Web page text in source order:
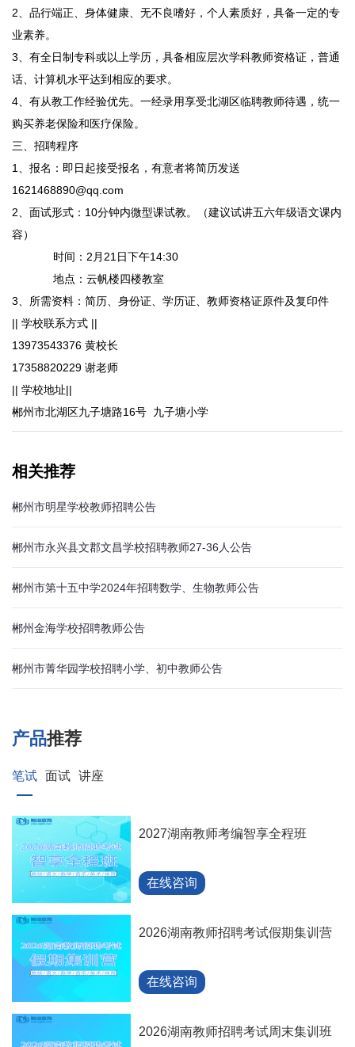
2、品行端正、身体健康、无不良嗜好，个人素质好，具备一定的专
业素养。
3、有全日制专科或以上学历，具备相应层次学科教师资格证，普通
话、计算机水平达到相应的要求。
4、有从教工作经验优先。一经录用享受北湖区临聘教师待遇，统一
购买养老保险和医疗保险。
三、招聘程序
1、报名：即日起接受报名，有意者将简历发送
1621468890@qq.com
2、面试形式：10分钟内微型课试教。（建议试讲五六年级语文课内
容）
时间：2月21日下午14:30
地点：云帆楼四楼教室
3、所需资料：简历、身份证、学历证、教师资格证原件及复印件
|| 学校联系方式 ||
13973543376 黄校长
17358820229 谢老师
|| 学校地址||
郴州市北湖区九子塘路16号 九子塘小学
相关推荐
郴州市明星学校教师招聘公告
郴州市永兴县文郡文昌学校招聘教师27-36人公告
郴州市第十五中学2024年招聘数学、生物教师公告
郴州金海学校招聘教师公告
郴州市菁华园学校招聘小学、初中教师公告
产品推荐
笔试 面试 讲座
2027湖南教师考编智享全程班
在线咨询
2026湖南教师招聘考试假期集训营
在线咨询
2026湖南教师招聘考试周末集训班